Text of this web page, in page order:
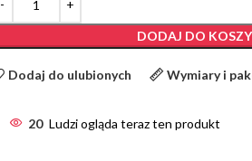
DODAJ DO
Dodaj do ulubionych Wymiary i
20 Ludzi ogląda teraz ten produkt